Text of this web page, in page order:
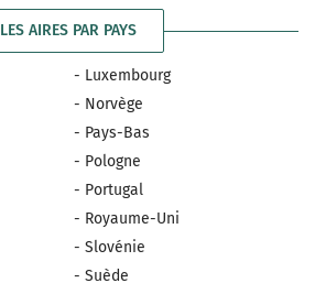
LES AIRES PAR PAYS
- Luxembourg
- Norvège
- Pays-Bas
- Pologne
- Portugal
- Royaume-Uni
- Slovénie
- Suède